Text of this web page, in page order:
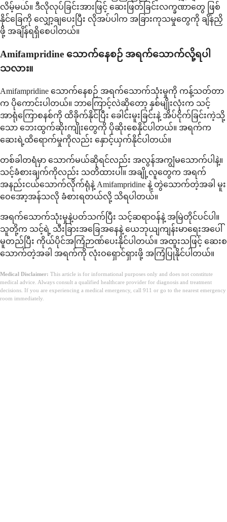
လိမ့်မယ်။ ဒီလိုလုပ်ခြင်းအားဖြင့် ဆေးဖြတ်ခြင်းလက္ခဏာတွေ ဖြစ်
နိုင်ခြေကို လျှော့ချပေးပြီး လိုအပ်ပါက အခြားကုသမှုတွေကို ချိန်ညှိ
ဖို့ အချိန်ရရှိစေပါတယ်။
Amifampridine သောက်နေစဉ် အရက်သောက်လို့ရပါ
သလား။
Amifampridine သောက်နေစဉ် အရက်သောက်သုံးမှုကို ကန့်သတ်တာ
က ပိုကောင်းပါတယ်။ ဘာကြောင့်လဲဆိုတော့ နှစ်မျိုးလုံးက သင့်
အာရုံကြောစနစ်ကို ထိခိုက်နိုင်ပြီး ခေါင်းမူးခြင်းနဲ့ အိပ်ငိုက်ခြင်းကဲ့သို့
သော ဘေးထွက်ဆိုးကျိုးတွေကို ပိုဆိုးစေနိုင်ပါတယ်။ အရက်က
ဆေးရဲ့ထိရောက်မှုကိုလည်း နှောင့်ယှက်နိုင်ပါတယ်။
တစ်ခါတရံမှာ သောက်မယ်ဆိုရင်လည်း အလွန်အကျွံမသောက်ပါနဲ့။
သင့်ခံစားချက်ကိုလည်း သတိထားပါ။ အချို့လူတွေက အရက်
အနည်းငယ်သောက်လိုက်ရုံနဲ့ Amifampridine နဲ့ တွဲသောက်တဲ့အခါ မူး
ဝေအော့အန်သလို ခံစားရတယ်လို့ သိရပါတယ်။
အရက်သောက်သုံးမှုနဲ့ပတ်သက်ပြီး သင့်ဆရာဝန်နဲ့ အမြဲတိုင်ပင်ပါ။
သူတို့က သင့်ရဲ့ သီးခြားအခြေအနေနဲ့ ယေဘုယျကျန်းမာရေးအပေါ်
မူတည်ပြီး ကိုယ်ပိုင်အကြံဉာဏ်ပေးနိုင်ပါတယ်။ အထူးသဖြင့် ဆေးစ
သောက်တဲ့အခါ အရက်ကို လုံးဝရှောင်ရှားဖို့ အကြံပြုနိုင်ပါတယ်။
Medical Disclaimer: This article is for informational purposes only and does not constitute
medical advice. Always consult a qualified healthcare provider for diagnosis and treatment
decisions. If you are experiencing a medical emergency, call 911 or go to the nearest emergency
room immediately.